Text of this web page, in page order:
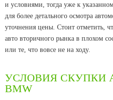
и условиями, тогда уже к
для более детального осмотра
уточнения цены. Стоит отметить,
авто вторичного рынка в плохом
или те, что вовсе не на ходу.
УСЛОВИЯ СКУПКИ
BMW